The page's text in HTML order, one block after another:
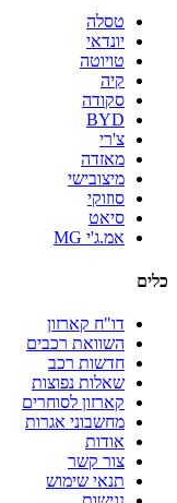
טסלה
יונדאי
טויוטה
קיה
סקודה
BYD
צ'רי
מאזדה
מיצובישי
סוזוקי
סיאט
אמ.ג'י MG
כלים
דו"ח קארזון
השוואת רכבים
חדשות רכב
שאלות נפוצות
קארזון לסוחרים
מחשבוני אגרות
אודות
צור קשר
תנאי שימוש